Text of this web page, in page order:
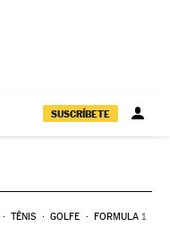
SUSCRÍBETE
TÊNIS GOLFE FORMULA 1